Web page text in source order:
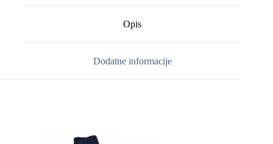
Opis
Dodatne informacije